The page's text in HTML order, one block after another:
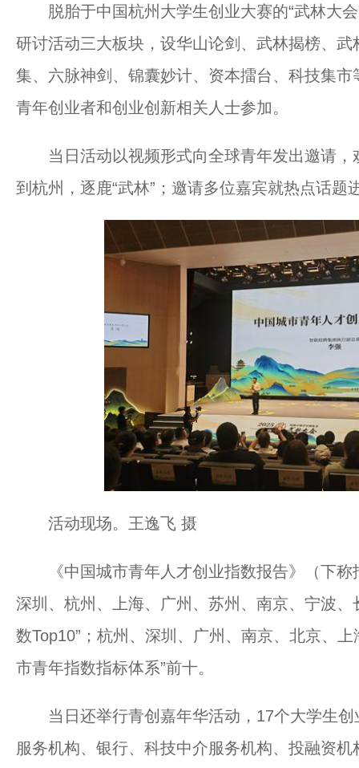
脱胎于中国杭州大学生创业大赛的“武林大会
研讨活动三大板块，设华山论剑、武林揭榜、
集、六脉神剑、锦囊妙计、资本擂台、科技集市
青年创业者和创业创新相关人士参加。
当日活动以视频形式向全球青年发出邀请，
到杭州，逐鹿“武林”；邀请多位嘉宾就热点话
活动现场。王逸飞 摄
《中国城市青年人才创业指数报告》（下称
深圳、杭州、上海、广州、苏州、南京、宁波
数Top10”；杭州、深圳、广州、南京、北京、
市青年指数指标体系”前十。
当日还举行青创嘉年华活动，17个大学生创
服务机构、银行、科技中介服务机构、投融资